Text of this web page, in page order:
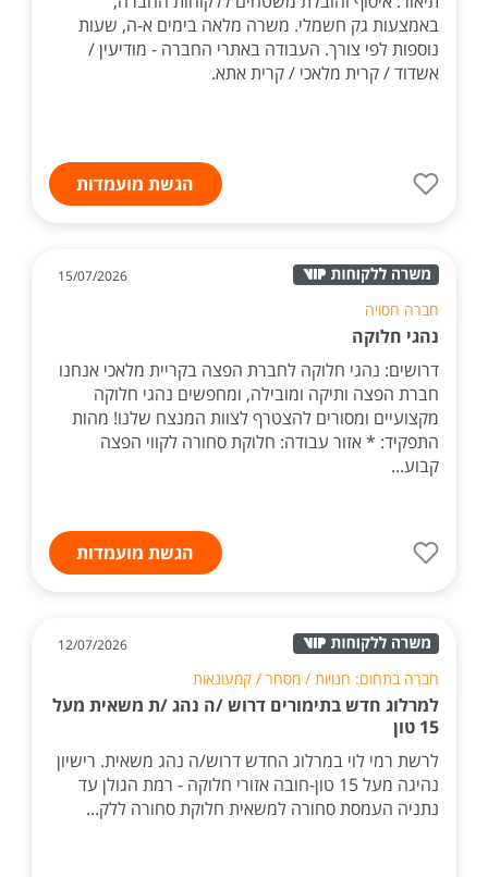
באמצעות גק חשמלי. משרה מלאה בימים א-ה, שעות
נוספות לפי צורך. העבודה באתרי החברה - מודיעין /
אשדוד / קרית מלאכי / קרית אתא.
הגשת מועמדות
15/07/2026
חברה חסויה
נהגי חלוקה
דרושים: נהגי חלוקה לחברת הפצה בקריית מלאכי אנחנו
חברת הפצה ותיקה ומובילה, ומחפשים נהגי חלוקה
מקצועיים ומסורים להצטרף לצוות המנצח שלנו! מהות
התפקיד: * אזור עבודה: חלוקת סחורה לקווי הפצה
קבוע...
הגשת מועמדות
12/07/2026
חברה בתחום: חנויות / מסחר / קמעונאות
למרלוג חדש בתימורים דרוש /ה נהג /ת משאית מעל
15 טון
לרשת רמי לוי במרלוג החדש דרוש/ה נהג משאית. רישיון
נהיגה מעל 15 טון-חובה אזורי חלוקה - רמת הגולן עד
נתניה העמסת סחורה למשאית חלוקת סחורה ללק...